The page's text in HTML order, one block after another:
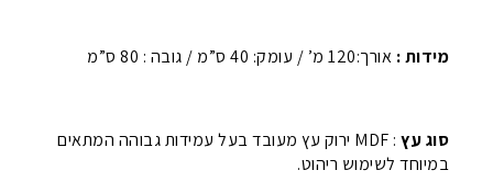
מידות : אורך:120 מ’ / עומק: 40 ס”מ / גובה : 80 ס”מ
סוג עץ
: MDF ירוק עץ מעובד בעל עמידות גבוהה המתאים
במיוחד לשימוש ריהוט.